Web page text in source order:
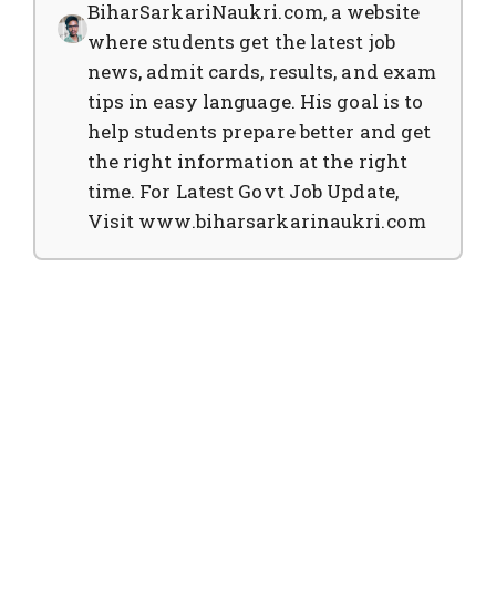
BiharSarkariNaukri.com, a website
where students get the latest job
news, admit cards, results, and exam
tips in easy language. His goal is to
help students prepare better and get
the right information at the right
time. For Latest Govt Job Update,
Visit www.biharsarkarinaukri.com